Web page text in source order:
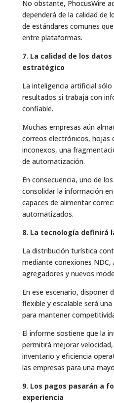
No obstante, PhocusWire
dependerá de la calidad de
de estándares comunes
entre plataformas.
7. La calidad de los
estratégico
La inteligencia artificial
resultados si trabaja con
confiable.
Muchas empresas aún
correos electrónicos, hojas
inconexos, una
de automatización.
En consecuencia, uno de
consolidar la información
capaces de alimentar
automatizados.
8. La tecnología definirá
La distribución turística
mediante conexiones NDC,
agregadores y nuevos
En ese escenario, disponer
flexible y escalable será
para mantener
El informe sostiene que la
permitirá mejorar
inventario y eficiencia
las empresas para una
9. Los pagos pasarán a
experiencia